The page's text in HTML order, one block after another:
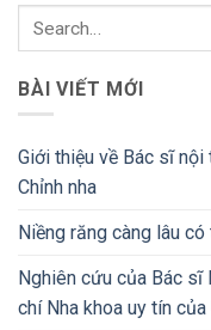
BÀI VIẾT MỚI
Giới thiệu về Bác sĩ nội
Chỉnh nha
Niềng răng càng lâu
Nghiên cứu của Bác sĩ
chí Nha khoa uy tín của